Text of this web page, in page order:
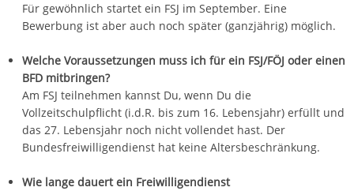
Für gewöhnlich startet ein FSJ im September. Eine
Bewerbung ist aber auch noch später (ganzjährig) möglich.
Welche Voraussetzungen muss ich für ein FSJ/FÖJ oder einen
BFD mitbringen?
Am FSJ teilnehmen kannst Du, wenn Du die
Vollzeitschulpflicht (i.d.R. bis zum 16. Lebensjahr) erfüllt und
das 27. Lebensjahr noch nicht vollendet hast. Der
Bundesfreiwilligendienst hat keine Altersbeschränkung.
Wie lange dauert ein Freiwilligendienst